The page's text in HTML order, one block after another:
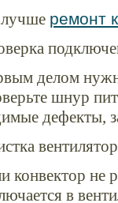
ремонт
делом
шнур
дефекты,
конвектор не
в